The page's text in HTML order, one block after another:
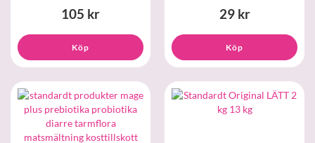
105 kr
Köp
29 kr
Köp